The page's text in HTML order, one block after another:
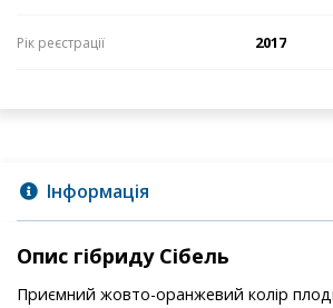
Рік реєстрації 2017
Інформація
Опис гібриду Сібель
Приємний жовто-оранжевий колір